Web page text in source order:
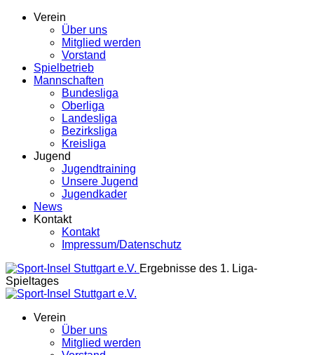
Verein
Über uns
Mitglied werden
Vorstand
Spielbetrieb
Mannschaften
Bundesliga
Oberliga
Landesliga
Bezirksliga
Kreisliga
Jugend
Jugendtraining
Unsere Jugend
Jugendkader
News
Kontakt
Kontakt
Impressum/Datenschutz
Ergebnisse des 1. Liga-
Spieltages
Verein
Über uns
Mitglied werden